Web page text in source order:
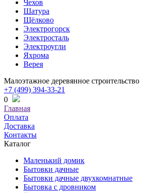
Чехов
Шатура
Щёлково
Электрогорск
Электросталь
Электроугли
Яхрома
Верея
Малоэтажное деревянное строительство
+7 (499) 394-33-21
0
Главная
Оплата
Доставка
Контакты
Каталог
Маленький домик
Бытовки дачные
Бытовки дачные двухкомнатные
Бытовка с дровником